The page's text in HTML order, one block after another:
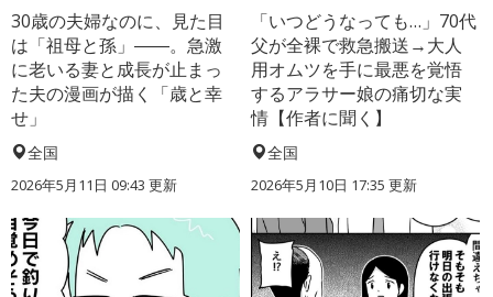
30歳の夫婦なのに、見た目
は「祖母と孫」――。急激
に老いる妻と成長が止まっ
た夫の漫画が描く「歳と幸
せ」
全国
2026年5月11日 09:43 更新
「いつどうなっても…」70代
父が全裸で救急搬送→大人
用オムツを手に最悪を覚悟
するアラサー娘の痛切な実
情【作者に聞く】
全国
2026年5月10日 17:35 更新